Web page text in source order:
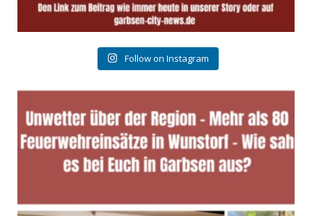
Follow on Instagram